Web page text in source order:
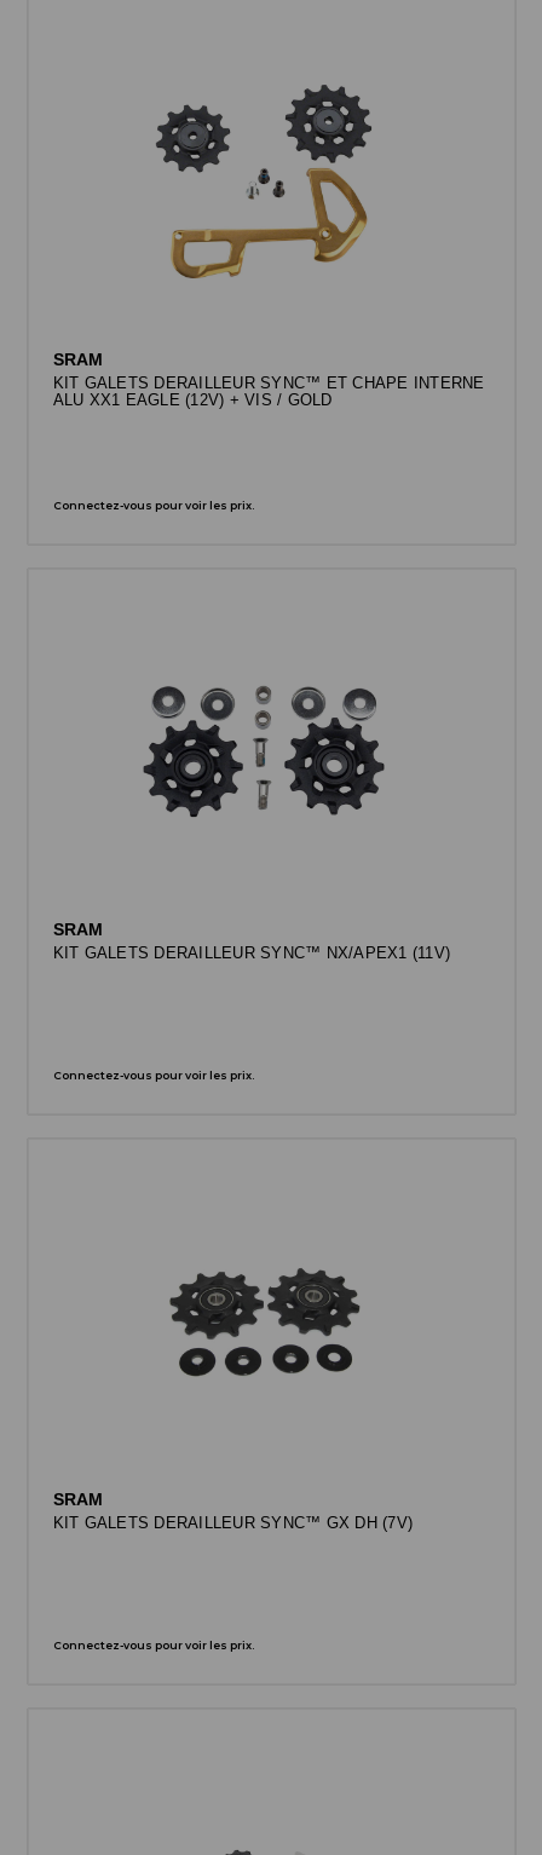
SRAM
KIT GALETS DERAILLEUR SYNC™ ET CHAPE INTERNE
ALU XX1 EAGLE (12V) + VIS / GOLD
Connectez-vous pour voir les prix.
SRAM
KIT GALETS DERAILLEUR SYNC™ NX/APEX1 (11V)
Connectez-vous pour voir les prix.
SRAM
KIT GALETS DERAILLEUR SYNC™ GX DH (7V)
Connectez-vous pour voir les prix.